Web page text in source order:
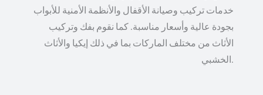
خدمات تركيب وصيانة الأقفال والأنظمة الأمنية للأبواب
بجودة عالية وأسعار مناسبة. كما نقوم بفك وتركيب
الأثاث من مختلف الماركات بما في ذلك إيكيا والأثاث
الخشبي.